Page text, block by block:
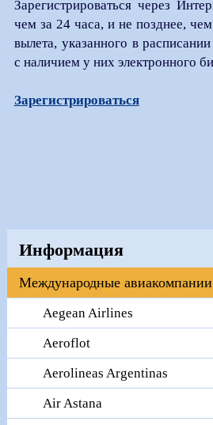
Зарегистрироваться через
чем за 24 часа, и не позднее,
вылета, указанного в
с наличием у них электронного
Зарегистрироваться
Информация
Международные авиакомпании
Aegean Airlines
Aeroflot
Aerolineas Argentinas
Air Astana